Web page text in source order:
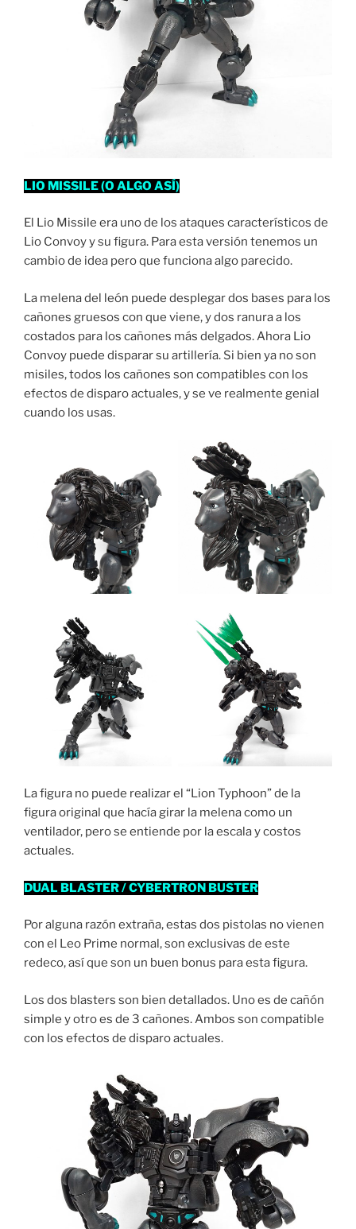
LIO MISSILE (O ALGO ASÍ)
El Lio Missile era uno de los ataques característicos de
Lio Convoy y su figura. Para esta versión tenemos un
cambio de idea pero que funciona algo parecido.
La melena del león puede desplegar dos bases para los
cañones gruesos con que viene, y dos ranura a los
costados para los cañones más delgados. Ahora Lio
Convoy puede disparar su artillería. Si bien ya no son
misiles, todos los cañones son compatibles con los
efectos de disparo actuales, y se ve realmente genial
cuando los usas.
La figura no puede realizar el “Lion Typhoon” de la
figura original que hacía girar la melena como un
ventilador, pero se entiende por la escala y costos
actuales.
DUAL BLASTER / CYBERTRON BUSTER
Por alguna razón extraña, estas dos pistolas no vienen
con el Leo Prime normal, son exclusivas de este
redeco, así que son un buen bonus para esta figura.
Los dos blasters son bien detallados. Uno es de cañón
simple y otro es de 3 cañones. Ambos son compatible
con los efectos de disparo actuales.